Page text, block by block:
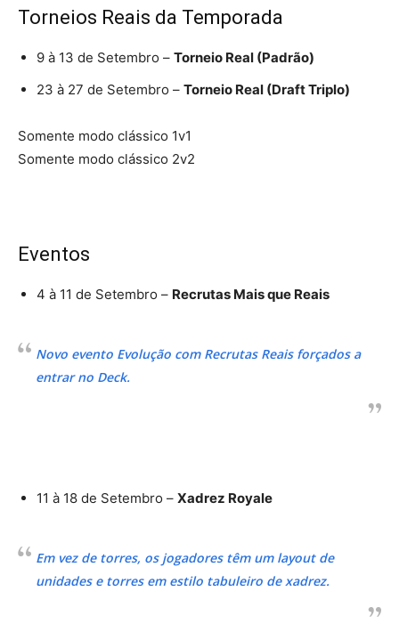
Torneios Reais da Temporada
9 à 13 de Setembro – Torneio Real (Padrão)
23 à 27 de Setembro – Torneio Real (Draft Triplo)
Somente modo clássico 1v1
Somente modo clássico 2v2
Eventos
4 à 11 de Setembro – Recrutas Mais que Reais
Novo evento Evolução com Recrutas Reais forçados a
entrar no Deck.
11 à 18 de Setembro – Xadrez Royale
Em vez de torres, os jogadores têm um layout de
unidades e torres em estilo tabuleiro de xadrez.